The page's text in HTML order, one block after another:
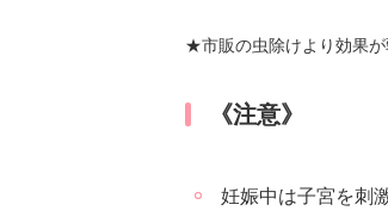
★市販の虫除けより効果が
《注意》
妊娠中は子宮を刺